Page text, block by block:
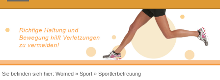
Sie befinden sich hier:Womed »Sport »Sportlerbetreuung